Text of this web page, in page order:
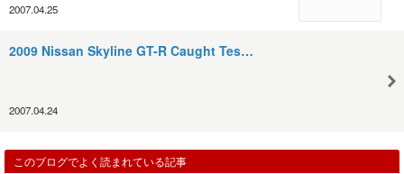
2007.04.25
2009 Nissan Skyline GT-R Caught Tes…
2007.04.24
このブログでよく読まれている記事